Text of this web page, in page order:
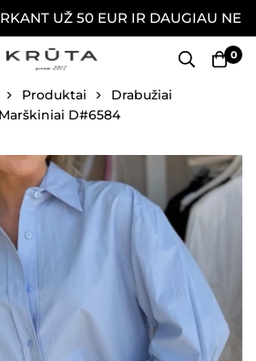
UŽ 50 EUR IR DAUGIAU
0
Produktai
Drabužiai
Marškiniai D#6584